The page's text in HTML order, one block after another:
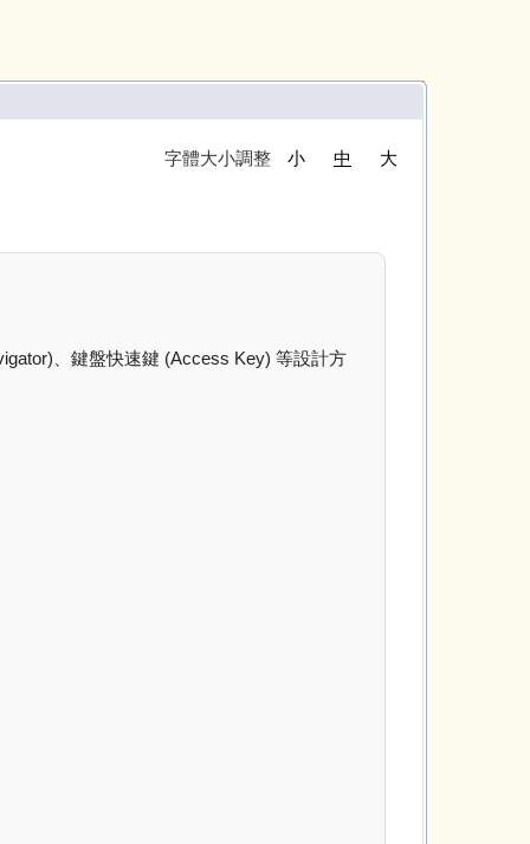
字體大小調整 小 中 大
、鍵盤快速鍵 (Access Key) 等設計方